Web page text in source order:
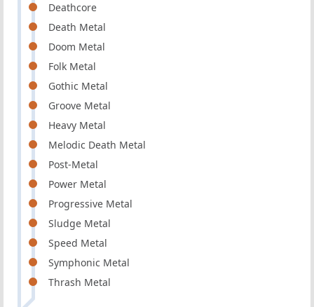
Deathcore
Death Metal
Doom Metal
Folk Metal
Gothic Metal
Groove Metal
Heavy Metal
Melodic Death Metal
Post-Metal
Power Metal
Progressive Metal
Sludge Metal
Speed Metal
Symphonic Metal
Thrash Metal